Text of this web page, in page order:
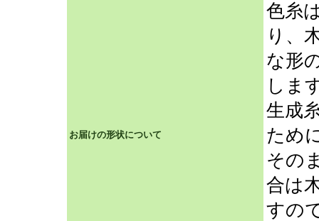
お届けの形状について
色糸
り、
な形
しま
生成
ため
その
合は
すの